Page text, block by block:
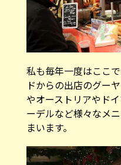
私も毎年一度はここ
ドからの出店のグー
やオーストリアやド
ーデルなど様々なメ
まいます。